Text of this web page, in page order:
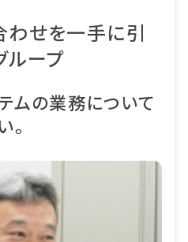
わせを一手に引
ループ
ムの業務について
。